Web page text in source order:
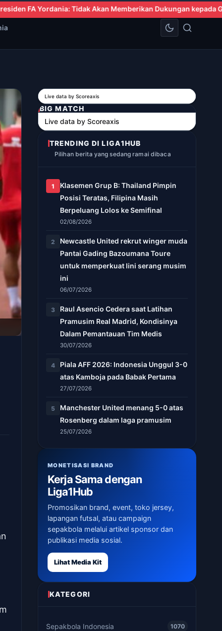
Dukungan kepada Gianni Infantino Piala AFF 2026
Live data by Scoreaxis
BIG MATCH
Live data by Scoreaxis
TRENDING DI LIGA1HUB
Pilihan berita yang sedang ramai dibaca
1
Klasemen Grup B: Thailand Pimpin
Posisi Teratas, Filipina Masih
Berpeluang Lolos ke Semifinal
02/08/2026
2
Newcastle United rekrut winger muda
Pantai Gading Bazoumana Toure
untuk memperkuat lini serang musim
ini
06/07/2026
3
Raul Asencio Cedera saat Latihan
Pramusim Real Madrid, Kondisinya
Dalam Pemantauan Tim Medis
30/07/2026
4
Piala AFF 2026: Indonesia Unggul 3-0
atas Kamboja pada Babak Pertama
27/07/2026
5
Manchester United menang 5-0 atas
Rosenberg dalam laga pramusim
25/07/2026
MONETISASI BRAND
Kerja Sama dengan
Liga1Hub
Promosikan brand, event, toko jersey,
lapangan futsal, atau campaign
sepakbola melalui artikel sponsor dan
publikasi media sosial.
Lihat Media Kit
KATEGORI
Sepakbola Indonesia 1070